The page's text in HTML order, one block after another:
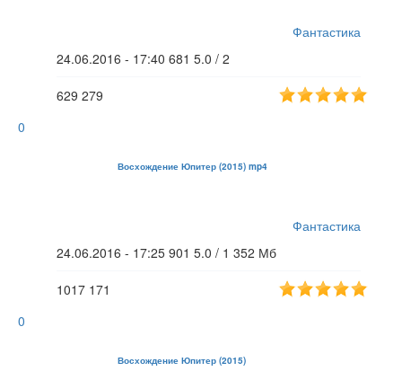
Фантастика
24.06.2016 - 17:40 681 5.0 / 2
629 279
0
Восхождение Юпитер (2015) mp4
Фантастика
24.06.2016 - 17:25 901 5.0 / 1 352 Мб
1017 171
0
Восхождение Юпитер (2015)